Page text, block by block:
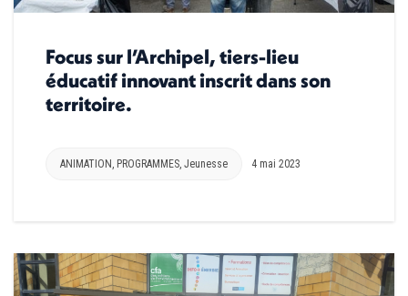
Focus sur l’Archipel, tiers-lieu
éducatif innovant inscrit dans son
territoire.
ANIMATION PROGRAMMES Jeunesse 4 mai 2023